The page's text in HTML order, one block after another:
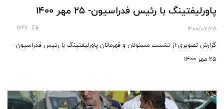
پاورلیفتینگ با رئیس فدراسیون- 25 مهر 1400
1400/07/25
5126
گزارش تصویری از نشست مسئولان و قهرمانان پاورلیفتینگ با رئیس فدراسیون-
25 مهر 1400